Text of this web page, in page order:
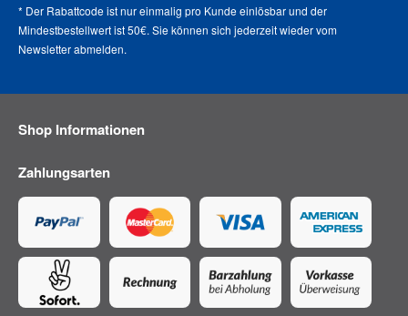
* Der Rabattcode ist nur einmalig pro Kunde einlösbar und der
Mindestbestellwert ist 50€. Sie können sich jederzeit wieder vom
Newsletter abmelden.
Shop Informationen
Zahlungsarten